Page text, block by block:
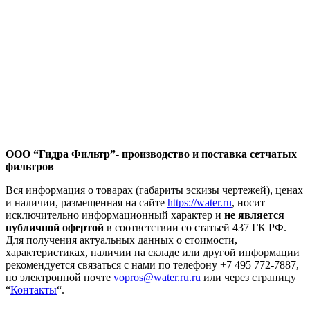
ООО “Гидра Фильтр”- производство и поставка сетчатых
фильтров
Вся информация о товарах (габариты эскизы чертежей), ценах
и наличии, размещенная на сайте https://water.ru, носит
исключительно информационный характер и не является
публичной офертой в соответствии со статьей 437 ГК РФ.
Для получения актуальных данных о стоимости,
характеристиках, наличии на складе или другой информации
рекомендуется связаться с нами по телефону +7 495 772-7887,
по электронной почте vopros@water.ru.ru или через страницу
“Контакты“.